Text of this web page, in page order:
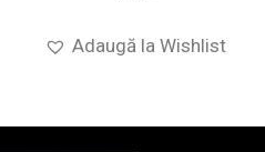
Adaugă la Wishlist